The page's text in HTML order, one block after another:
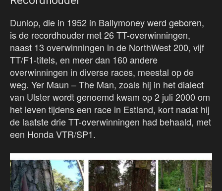
Dunlop, die in 1952 in Ballymoney werd geboren,
is de recordhouder met 26 TT-overwinningen,
naast 13 overwinningen in de NorthWest 200, vijf
TT/F1-titels, en meer dan 160 andere
overwinningen in diverse races, meestal op de
weg. Yer Maun – The Man, zoals hij in het dialect
van Ulster wordt genoemd kwam op 2 juli 2000 om
het leven tijdens een race in Estland, kort nadat hij
de laatste drie TT-overwinningen had behaald, met
een Honda VTR/SP1.